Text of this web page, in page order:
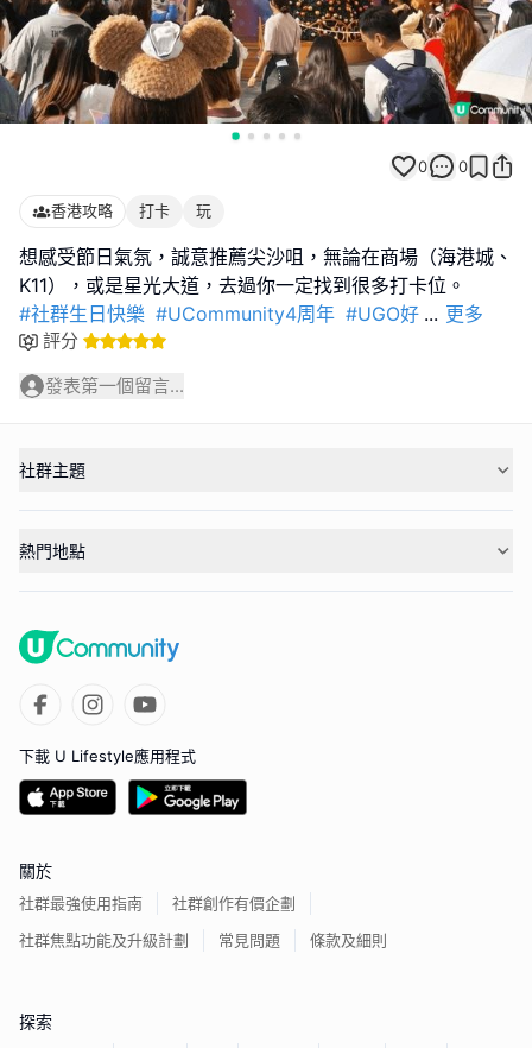
0 0
香港攻略 打卡 玩
想感受節日氣氛，誠意推薦尖沙咀，無論在商場（海港城、
#社群生日快樂 #UCommunity4周年 #UGO好 ... 更多
評分
發表第一個留言...
社群主題
熱門地點
下載 U Lifestyle應用程式
關於
社群最強使用指南
社群創作有價企劃
社群焦點功能及升級計劃
常見問題 條款及細則
探索